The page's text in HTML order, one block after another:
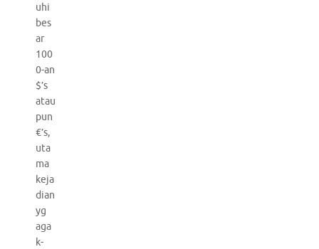
uhi
bes
ar
100
0-an
$’s
atau
pun
€’s,
uta
ma
keja
dian
yg
aga
k-